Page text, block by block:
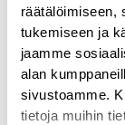
räätälöimiseen,
tukemiseen ja
jaamme
alan
sivustoamme.
tietoja muihin
alussa.
Lue lisää »